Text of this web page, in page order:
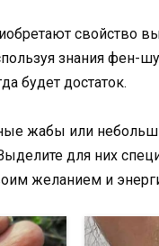
свойство
знания фен-
будет достаток.
жабы или
для них
желанием и